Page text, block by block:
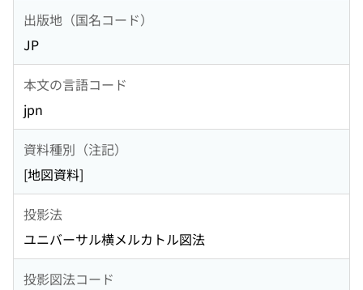
出版地（国名コード）
JP
本文の言語コード
jpn
資料種別（注記）
[地図資料]
投影法
ユニバーサル横メルカトル図法
投影図法コード